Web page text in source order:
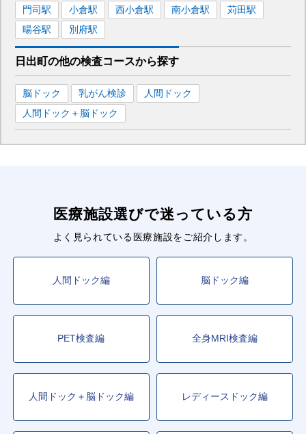
門司駅 小倉駅 西小倉駅 南小倉駅 苅田駅
暘谷駅 別府駅
日出町 の他の検査コースから探す
脳ドック 乳がん検診
人間ドック
人間ドック＋脳ドック
医療施設選びで迷っている方
よく見られている医療施設をご紹介します。
人間ドック編 脳ドック編
PET検査編 全身MRI検査編
人間ドック＋脳ドック編 レディースドック編